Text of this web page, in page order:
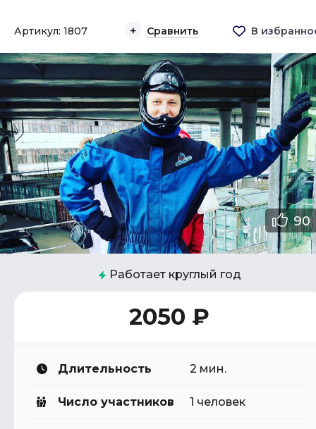
Артикул: 1807 Сравнить В
90
Работает круглый год
2050 ₽
Длительность 2 мин.
Число участников 1 человек